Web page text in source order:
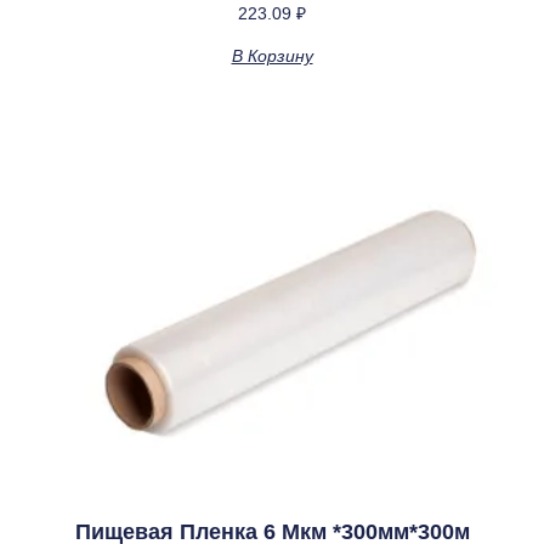
Оценка
из 5
223.09 ₽
В Корзину
Пищевая Пленка 6 Мкм *300мм*300м